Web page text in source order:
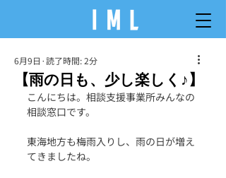
【雨の日も、少し楽しく♪】
6月9日 読了時間: 2分
こんにちは。相談支援事業所みんなの
相談窓口です。
東海地方も梅雨入りし、雨の日が増え
てきましたね。